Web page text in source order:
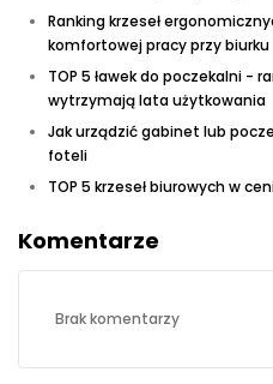
Ranking krzeseł
komfortowej pracy przy biurku
TOP 5 ławek do poczekalni -
wytrzymają lata użytkowania
Jak urządzić gabinet lub
foteli
TOP 5 krzeseł biurowych w
Komentarze
Brak komentarzy